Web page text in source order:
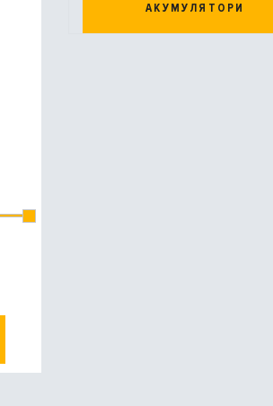
АКУМУЛЯТОРИ